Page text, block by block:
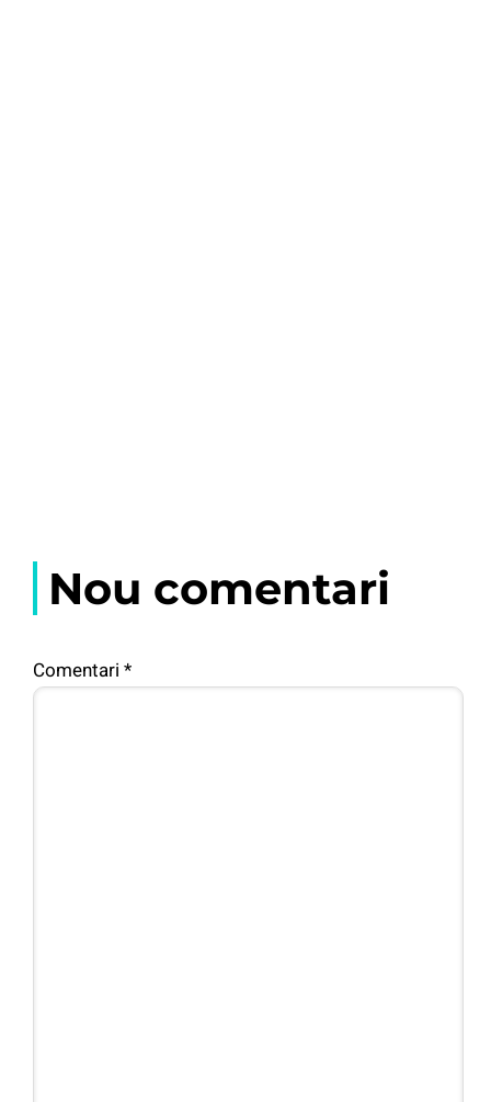
Nou comentari
Comentari *